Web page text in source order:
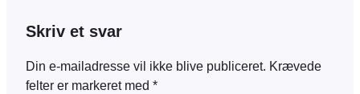
Skriv et svar
Din e-mailadresse vil ikke blive publiceret. Krævede
felter er markeret med *